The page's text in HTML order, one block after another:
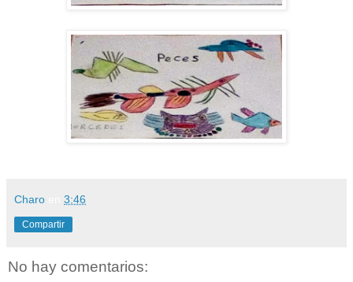
Charo 3:46
Compartir
No hay comentarios: